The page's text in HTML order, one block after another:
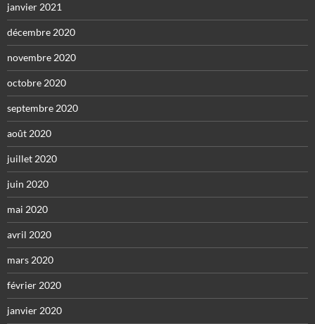
janvier 2021
décembre 2020
novembre 2020
octobre 2020
septembre 2020
août 2020
juillet 2020
juin 2020
mai 2020
avril 2020
mars 2020
février 2020
janvier 2020